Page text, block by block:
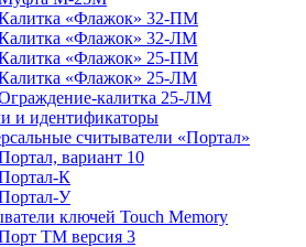
«Флажок» 32-ПМ
«Флажок» 32-ЛМ
«Флажок» 25-ПМ
«Флажок» 25-ЛМ
калитка 25-ЛМ
и идентификаторы
считыватели «Портал»
вариант 10
К
У
ключей Touch Memory
TM версия 3